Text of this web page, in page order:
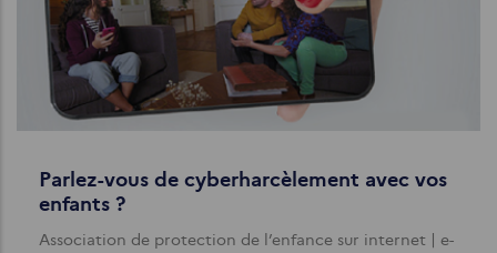
Parlez-vous de cyberharcèlement avec vos
enfants ?
Association de protection de l’enfance sur internet | e-